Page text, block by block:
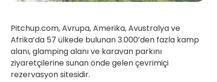
Pitchup.com, Avrupa, Amerika, Avustralya ve
Afrika’da 57 ülkede bulunan 3.000’den fazla kamp
alanı, glamping alanı ve karavan parkını
ziyaretçilerine sunan önde gelen çevrimiçi
rezervasyon sitesidir.